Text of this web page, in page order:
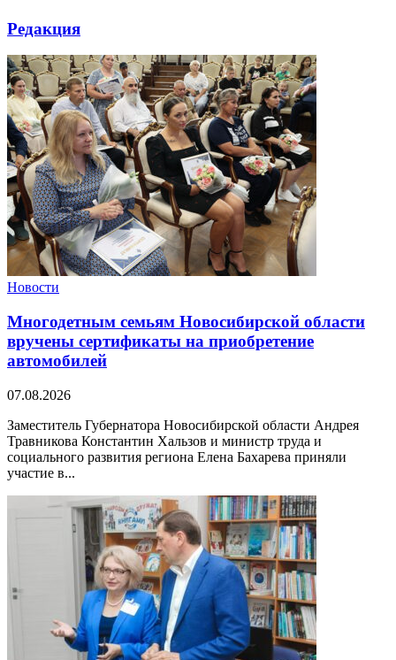
Редакция
Новости
Многодетным семьям Новосибирской области
вручены сертификаты на приобретение
автомобилей
07.08.2026
Заместитель Губернатора Новосибирской области Андрея
Травникова Константин Хальзов и министр труда и
социального развития региона Елена Бахарева приняли
участие в...